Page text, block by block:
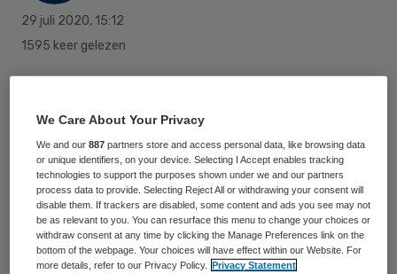
29 juli 2020, 15:12
1595 keer gelezen
voorzitter van de raad van bestuur van
zorgorganisatie Pieter van Foreest. Zij
neemt daarmee de functie over van de
huidige voorzitter Diny de Bresser, die deze
maand bekendmaakte volgend jaar met
pensioen te gaan.
We Care About Your Privacy
We and our887 partners store and access personal data, like browsing data
or unique identifiers, on your device. Selecting I Accept enables tracking
technologies to support the purposes shown under we and our partners
process data to provide. Selecting Reject All or withdrawing your consent will
disable them. If trackers are disabled, some content and ads you see may not
be as relevant to you. You can resurface this menu to change your choices or
withdraw consent at any time by clicking the Manage Preferences link on the
bottom of the webpage. Your choices will have effect within our Website. For
more details, refer to our Privacy Policy.
Privacy Statement